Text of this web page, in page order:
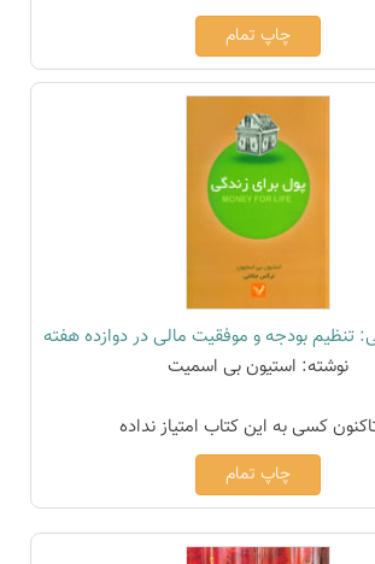
چاپ تمام
تنظیم بودجه و موفقیت مالی در دوازده هفته
نوشته: استیون بی اسمیت
چاپ تمام